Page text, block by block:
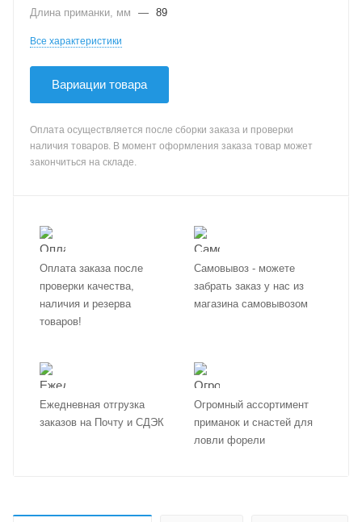
Длина приманки, мм
— 89
Все характеристики
Вариации товара
Оплата осуществляется после сборки заказа и проверки
наличия товаров. В момент оформления заказа товар может
закончиться на складе.
Оплата заказа после
проверки качества,
наличия и резерва
товаров!
Самовывоз - можете
забрать заказ у нас из
магазина самовывозом
Ежедневная отгрузка
заказов на Почту и СДЭК
Огромный ассортимент
приманок и снастей для
ловли форели